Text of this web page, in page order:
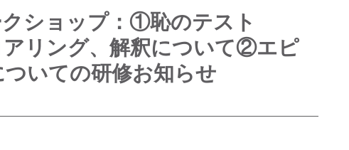
クショップ：①恥のテスト
アリング、解釈について②エピ
いての研修お知らせ